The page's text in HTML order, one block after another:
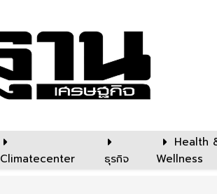
Climatecenter ธุรกิจ
Health
Wellness